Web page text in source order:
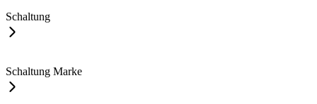
Schaltung
Schaltung Marke